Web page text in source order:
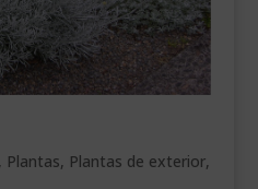
, Plantas, Plantas de exterior,